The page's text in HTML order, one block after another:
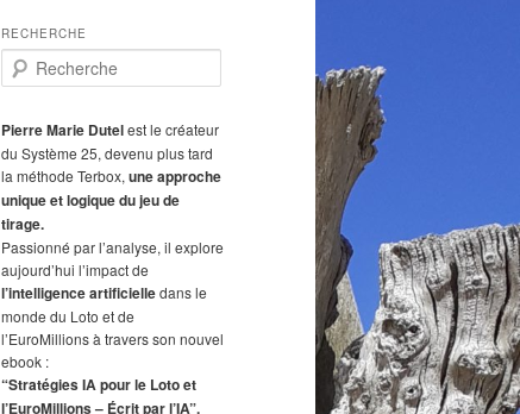
RECHERCHE
e
h
e
r
c
h
e
Pierre Marie Dutelest le créateur
du Système 25, devenu plus tard
la méthode Terbox, une approche
unique et logique du jeu de
tirage.
Passionné par l’analyse, il explore
aujourd’hui l’impact de
l’intelligence artificielledans le
monde du Loto et de
l’EuroMillions à travers son nouvel
ebook :
“Stratégies IA pour le Loto et
l’EuroMillions – Écrit par l’IA”.